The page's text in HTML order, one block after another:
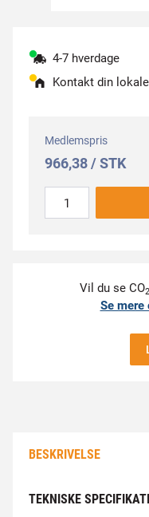
4-7 hverdage
Kontakt din lokale
Medlemspris
966,38 / STK
Vil du se CO2
Se mere
BESKRIVELSE
TEKNISKE